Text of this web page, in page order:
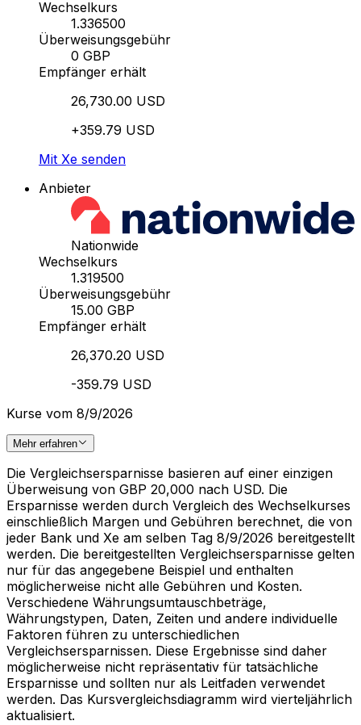
Wechselkurs
1.336500
Überweisungsgebühr
0 GBP
Empfänger erhält
26,730.00 USD
+359.79 USD
Mit Xe senden
Anbieter
Nationwide
Wechselkurs
1.319500
Überweisungsgebühr
15.00 GBP
Empfänger erhält
26,370.20 USD
-359.79 USD
Kurse vom 8/9/2026
Mehr erfahren
Die Vergleichsersparnisse basieren auf einer einzigen
Überweisung von GBP 20,000 nach USD. Die
Ersparnisse werden durch Vergleich des Wechselkurses
einschließlich Margen und Gebühren berechnet, die von
jeder Bank und Xe am selben Tag 8/9/2026 bereitgestellt
werden. Die bereitgestellten Vergleichsersparnisse gelten
nur für das angegebene Beispiel und enthalten
möglicherweise nicht alle Gebühren und Kosten.
Verschiedene Währungsumtauschbeträge,
Währungstypen, Daten, Zeiten und andere individuelle
Faktoren führen zu unterschiedlichen
Vergleichsersparnissen. Diese Ergebnisse sind daher
möglicherweise nicht repräsentativ für tatsächliche
Ersparnisse und sollten nur als Leitfaden verwendet
werden. Das Kursvergleichsdiagramm wird vierteljährlich
aktualisiert.